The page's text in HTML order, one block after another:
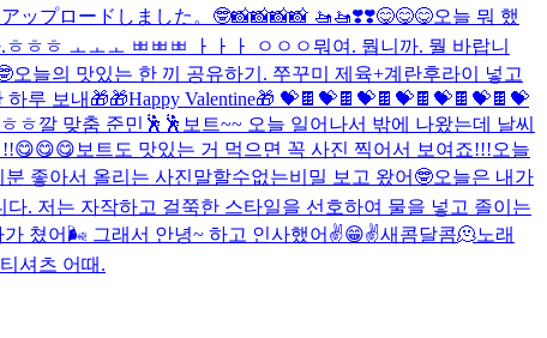
ップロードしました。 🤓📸📸📸📸 🚤🚤❣️❣️😋😋😋오늘 뭐 했
ㅎㅎㅎ ㅗㅗㅗ ㅃㅃㅃ ㅏㅏㅏ ㅇㅇㅇ뭐여. 뭡니까. 뭘 바랍니
오늘의 맛있는 한 끼 공유하기. 쭈꾸미 제육+계란후라이 넣고
하루 보내🎁🎁Happy Valentine🎁 💝🍫💝🍫💝🍫💝🍫💝🍫💝🍫💝
ㅎㅎ깔 맞춤 준민🕺🕺 보트~~ 오늘 일어나서 밖에 나왔는데 날씨
보트도 맛있는 거 먹으면 꼭 사진 찍어서 보여죠!!!오늘
좋아서 올리는 사진말할수없는비밀 보고 왔어🤓오늘은 내가
. 저는 자작하고 걸쭉한 스타일을 선호하여 물을 넣고 졸이는
가 쳤어🌬️ 그래서 안녕~ 하고 인사했어✌️😁✌️새콤달콤🫠노래
셔츠 어때.